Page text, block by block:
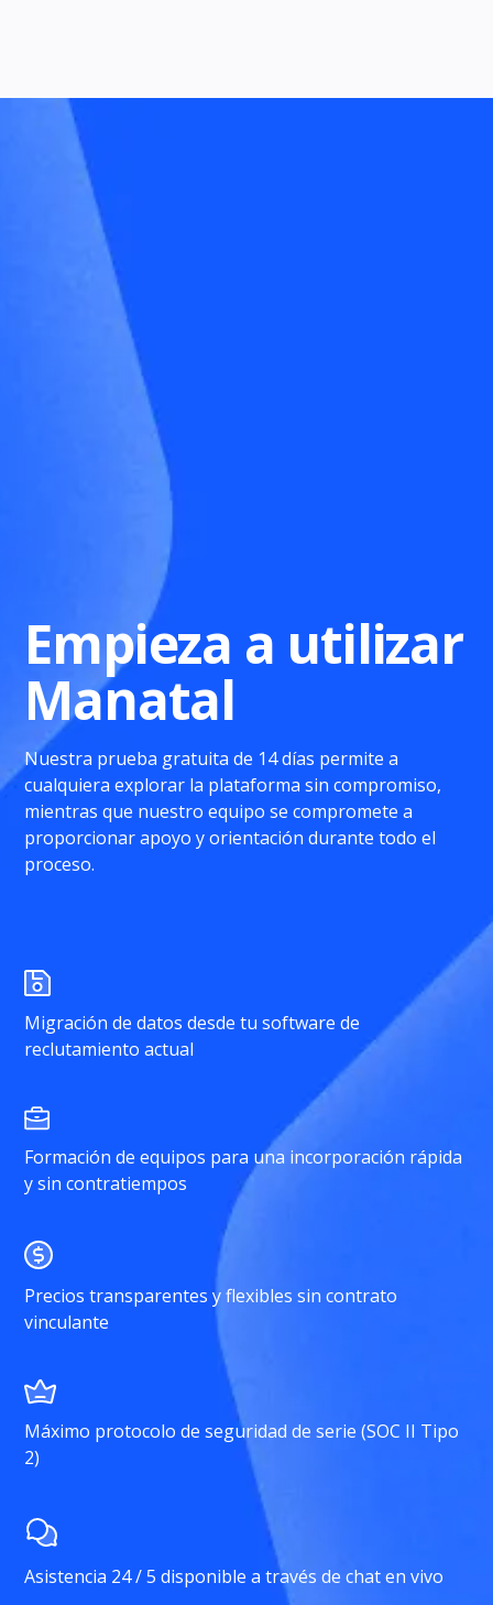
Empieza a utilizar
Manatal
Nuestra prueba gratuita de 14 días permite a
cualquiera explorar la plataforma sin compromiso,
mientras que nuestro equipo se compromete a
proporcionar apoyo y orientación durante todo el
proceso.
Migración de datos desde tu software de
reclutamiento actual
Formación de equipos para una incorporación rápida
y sin contratiempos
Precios transparentes y flexibles sin contrato
vinculante
Máximo protocolo de seguridad de serie (SOC II Tipo
2)
Asistencia 24 / 5 disponible a través de chat en vivo